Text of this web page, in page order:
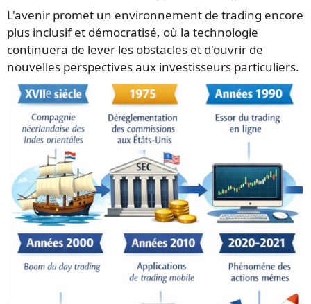
L'avenir promet un environnement de trading encore
plus inclusif et démocratisé, où la technologie
continuera de lever les obstacles et d'ouvrir de
nouvelles perspectives aux investisseurs particuliers.